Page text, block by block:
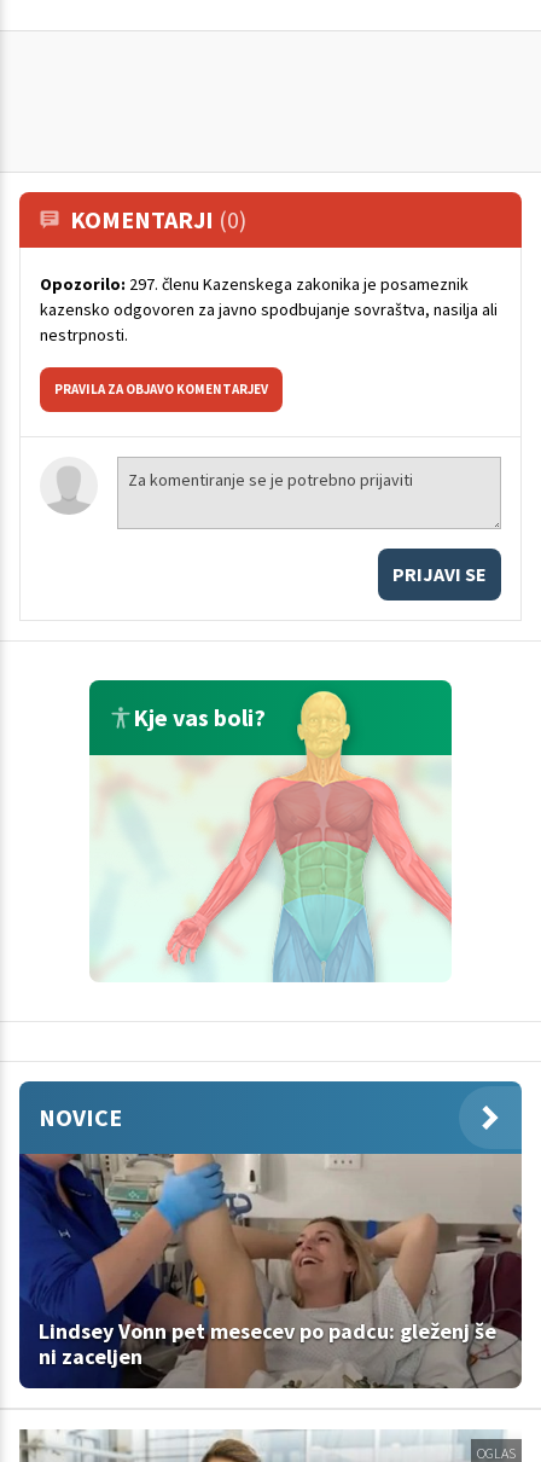
KOMENTARJI (0)
Opozorilo: 297. členu Kazenskega zakonika je posameznik
kazensko odgovoren za javno spodbujanje sovraštva, nasilja ali
nestrpnosti.
PRAVILA ZA OBJAVO KOMENTARJEV
PRIJAVI SE
Kje vas boli?
NOVICE
Lindsey Vonn pet mesecev po padcu: gleženj še
ni zaceljen
OGLAS